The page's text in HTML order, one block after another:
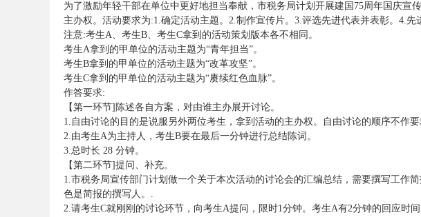
为了激励年轻干部在单位中更好地担当奉献，市税务局计划开展建国75周年国庆宣
主办权。活动要求为:1.确定活动主题。2.制作宣传片。3.评选先进代表并表彰。4.先
注意:考生A、考生B、考生C拿到的活动策划版本各不相同。
考生A拿到的甲单位的活动主题为“青年担当”。
考生B拿到的甲单位的活动主题为“改革攻坚”。
考生C拿到的甲单位的活动主题为“赓续红色血脉”。
作答要求:
【第一环节]陈述各自方案，对由谁主办展开讨论。
1.自由讨论的目的是说服另外两位考生，拿到活动的主办权。自由讨论的顺序不作要
2.由考生A为主持人，考生B要在最后一分钟进行总结陈词。
3.总时长 28 分钟。
【第二环节]提问、补充。
1.市税务局宣传部门计划做一个关于本次活动的讨论会的汇编总结，需要撰写工作
色是简报的撰写人。.
2.请考生C就刚刚的讨论环节，向考生A提问，限时1分钟。考生A有2分钟的回应时